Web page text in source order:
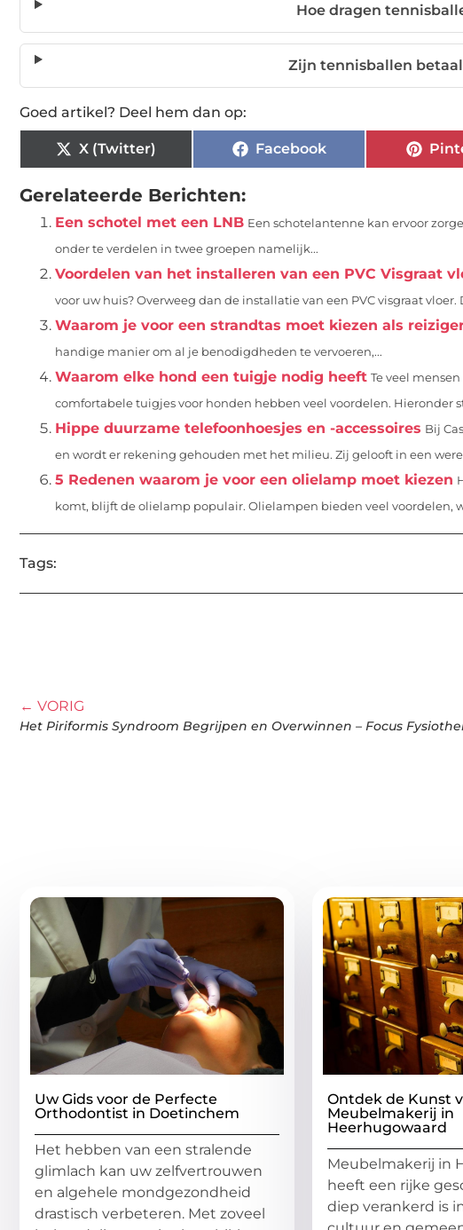
Hoe dragen
Zijn tennisballen
Goed artikel? Deel hem dan op:
X (Twitter) Facebook
Gerelateerde Berichten:
Een schotel met een LNB Een schotelantenne kan ervoor
onder te verdelen in twee groepen namelijk...
Voordelen van het installeren van een PVC Visgraat
voor uw huis? Overweeg dan de installatie van een PVC visgraat vloer.
Waarom je voor een strandtas moet kiezen als
handige manier om al je benodigdheden te vervoeren,...
Waarom elke hond een tuigje nodig heeft Te veel
comfortabele tuigjes voor honden hebben veel voordelen. Hieronder
Hippe duurzame telefoonhoesjes en -accessoires Bij
en wordt er rekening gehouden met het milieu. Zij gelooft in een
5 Redenen waarom je voor een olielamp moet kiezen
komt, blijft de olielamp populair. Olielampen bieden veel voordelen,
Tags:
← VORIG
Het Piriformis Syndroom Begrijpen en Overwinnen – Focus
Uw Gids voor de Perfecte
Orthodontist in Doetinchem
Het hebben van een stralende
glimlach kan uw zelfvertrouwen
en algehele mondgezondheid
drastisch verbeteren. Met zoveel
Ontdek de Kunst
Meubelmakerij in
Heerhugowaard
Meubelmakerij in
heeft een rijke
diep verankerd is